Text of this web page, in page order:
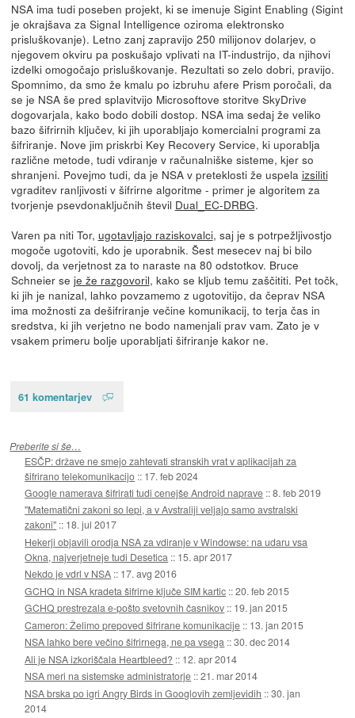
NSA ima tudi poseben projekt, ki se imenuje Sigint Enabling (Sigint
je okrajšava za Signal Intelligence oziroma elektronsko
prisluškovanje). Letno zanj zapravijo 250 milijonov dolarjev, o
njegovem okviru pa poskušajo vplivati na IT-industrijo, da njihovi
izdelki omogočajo prisluškovanje. Rezultati so zelo dobri, pravijo.
Spomnimo, da smo že kmalu po izbruhu afere Prism poročali, da
se je NSA še pred splavitvijo Microsoftove storitve SkyDrive
dogovarjala, kako bodo dobili dostop. NSA ima sedaj že veliko
bazo šifrirnih ključev, ki jih uporabljajo komercialni programi za
šifriranje. Nove jim priskrbi Key Recovery Service, ki uporablja
različne metode, tudi vdiranje v računalniške sisteme, kjer so
shranjeni. Povejmo tudi, da je NSA v preteklosti že uspela izsiliti
vgraditev ranljivosti v šifrirne algoritme - primer je algoritem za
tvorjenje psevdonaključnih števil Dual_EC-DRBG.
Varen pa niti Tor, ugotavljajo raziskovalci, saj je s potrpežljivostjo
mogoče ugotoviti, kdo je uporabnik. Šest mesecev naj bi bilo
dovolj, da verjetnost za to naraste na 80 odstotkov. Bruce
Schneier se je že razgovoril, kako se kljub temu zaščititi. Pet točk,
ki jih je nanizal, lahko povzamemo z ugotovitijo, da čeprav NSA
ima možnosti za dešifriranje večine komunikacij, to terja čas in
sredstva, ki jih verjetno ne bodo namenjali prav vam. Zato je v
vsakem primeru bolje uporabljati šifriranje kakor ne.
61 komentarjev
Preberite si še…
ESČP: države ne smejo zahtevati stranskih vrat v aplikacijah za
šifrirano telekomunikacijo :: 17. feb 2024
Google namerava šifrirati tudi cenejše Android naprave ::8. feb 2019
"Matematični zakoni so lepi, a v Avstraliji veljajo samo avstralski
zakoni" :: 18. jul 2017
Hekerji objavili orodja NSA za vdiranje v Windowse: na udaru vsa
Okna, najverjetneje tudi Desetica :: 15. apr 2017
Nekdo je vdrl v NSA :: 17. avg 2016
GCHQ in NSA kradeta šifrirne ključe SIM kartic ::20. feb 2015
GCHQ prestrezala e-pošto svetovnih časnikov :: 19. jan 2015
Cameron: Želimo prepoved šifrirane komunikacije :: 13. jan 2015
NSA lahko bere večino šifrirnega, ne pa vsega ::30. dec 2014
Ali je NSA izkoriščala Heartbleed? :: 12. apr 2014
NSA meri na sistemske administratorje ::21. mar 2014
NSA brska po igri Angry Birds in Googlovih zemljevidih ::30. jan
2014